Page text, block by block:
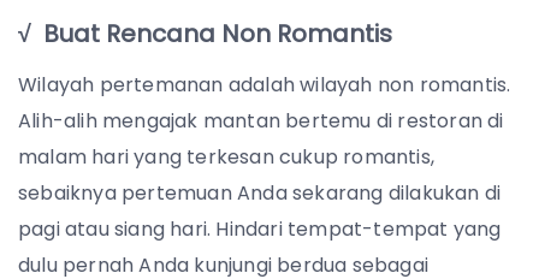
√ Buat Rencana Non Romantis
Wilayah pertemanan adalah wilayah non romantis.
Alih-alih mengajak mantan bertemu di restoran di
malam hari yang terkesan cukup romantis,
sebaiknya pertemuan Anda sekarang dilakukan di
pagi atau siang hari. Hindari tempat-tempat yang
dulu pernah Anda kunjungi berdua sebagai